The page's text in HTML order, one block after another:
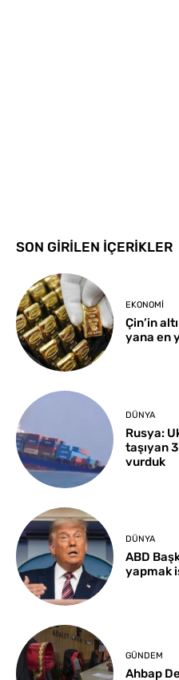
SON GİRİLEN İÇERİKLER
EKONOMI
Çin’in
yana en
DÜNYA
Rusya:
taşıyan
vurduk
DÜNYA
ABD
yapmak
GÜNDEM
Ahbap